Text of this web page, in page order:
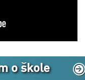
o škole